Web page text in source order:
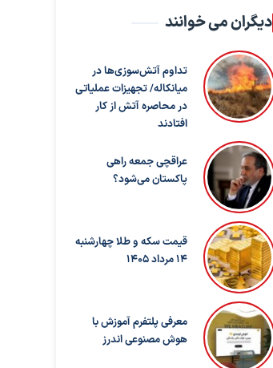
دیگران می خوانند
تداوم آتش‌سوزی‌ها در
میانکاله/ تجهیزات عملیاتی
در محاصره آتش از کار
افتادند
عراقچی جمعه راهی
پاکستان می‌شود؟
قیمت سکه و طلا چهارشنبه
14 مرداد 1405
معرفی پلتفرم آموزش با
هوش مصنوعی اندرز